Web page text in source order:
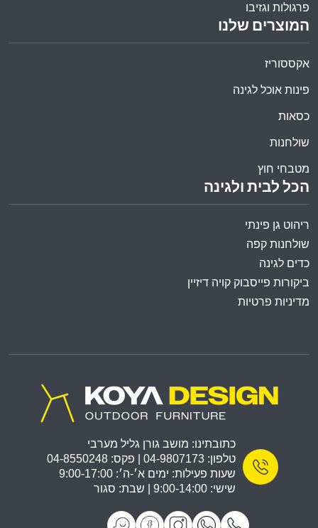
הכל לבית ולגינה
ריהוט גן פינתי
שולחנות קפה
כדים לגינה
ביקורות פייסבוק קויה דיזיין
מדיניות פרטיות
המוצרים שלנו
אקססוריז
פינות אוכל לגינה
כסאות
שולחנות
מטבחי חוץ
פרגולות וגזיבו
כתובתינו: מושב גורן גליל מערבי
טלפון: 04-9807173 | פקס: 04-8550248
שעות פעילות: ימים א׳-ה׳: 9:00-17:00
שישי: 9:00-14:00 | שבת: סגור